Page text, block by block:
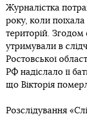
Журналістка
року, коли
територій.
утримували в
Ростовської
РФ надіслало її
що Вікторія
Розслідування